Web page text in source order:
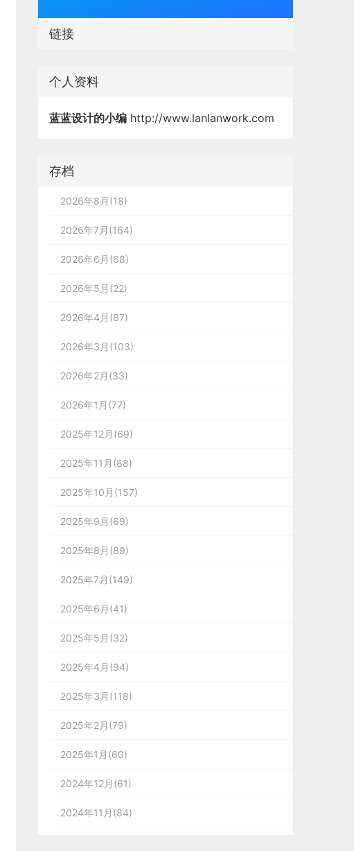
链接
个人资料
蓝蓝设计的小编 http://www.lanlanwork.com
存档
2026年8月(18)
2026年7月(164)
2026年6月(68)
2026年5月(22)
2026年4月(87)
2026年3月(103)
2026年2月(33)
2026年1月(77)
2025年12月(69)
2025年11月(88)
2025年10月(157)
2025年9月(69)
2025年8月(89)
2025年7月(149)
2025年6月(41)
2025年5月(32)
2025年4月(94)
2025年3月(118)
2025年2月(79)
2025年1月(60)
2024年12月(61)
2024年11月(84)